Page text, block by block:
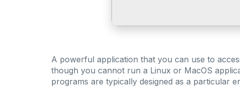
A powerful application that you can use to
though you cannot run a Linux or MacOS
programs are typically designed as a particular